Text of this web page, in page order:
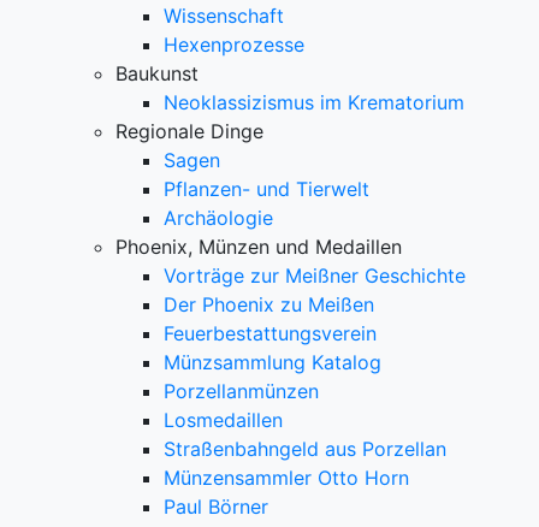
Wissenschaft
Hexenprozesse
Baukunst
Neoklassizismus im Krematorium
Regionale Dinge
Sagen
Pflanzen- und Tierwelt
Archäologie
Phoenix, Münzen und Medaillen
Vorträge zur Meißner Geschichte
Der Phoenix zu Meißen
Feuerbestattungsverein
Münzsammlung Katalog
Porzellanmünzen
Losmedaillen
Straßenbahngeld aus Porzellan
Münzensammler Otto Horn
Paul Börner